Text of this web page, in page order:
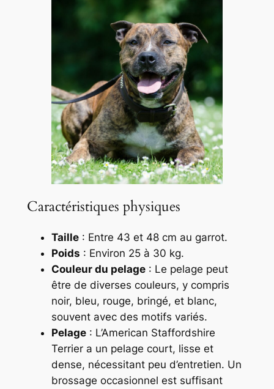
Caractéristiques physiques
Taille: Entre 43 et 48 cm au garrot.
Poids : Environ 25 à 30 kg.
Couleur du pelage: Le pelage peut
être de diverses couleurs, y compris
noir, bleu, rouge, bringé, et blanc,
souvent avec des motifs variés.
Pelage: L’American Staffordshire
Terrier a un pelage court, lisse et
dense, nécessitant peu d’entretien. Un
brossage occasionnel est suffisant